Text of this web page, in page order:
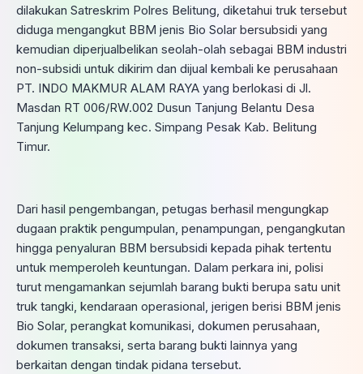
dilakukan Satreskrim Polres Belitung, diketahui truk tersebut
diduga mengangkut BBM jenis Bio Solar bersubsidi yang
kemudian diperjualbelikan seolah-olah sebagai BBM industri
non-subsidi untuk dikirim dan dijual kembali ke perusahaan
PT. INDO MAKMUR ALAM RAYA yang berlokasi di Jl.
Masdan RT 006/RW.002 Dusun Tanjung Belantu Desa
Tanjung Kelumpang kec. Simpang Pesak Kab. Belitung
Timur.
Dari hasil pengembangan, petugas berhasil mengungkap
dugaan praktik pengumpulan, penampungan, pengangkutan
hingga penyaluran BBM bersubsidi kepada pihak tertentu
untuk memperoleh keuntungan. Dalam perkara ini, polisi
turut mengamankan sejumlah barang bukti berupa satu unit
truk tangki, kendaraan operasional, jerigen berisi BBM jenis
Bio Solar, perangkat komunikasi, dokumen perusahaan,
dokumen transaksi, serta barang bukti lainnya yang
berkaitan dengan tindak pidana tersebut.